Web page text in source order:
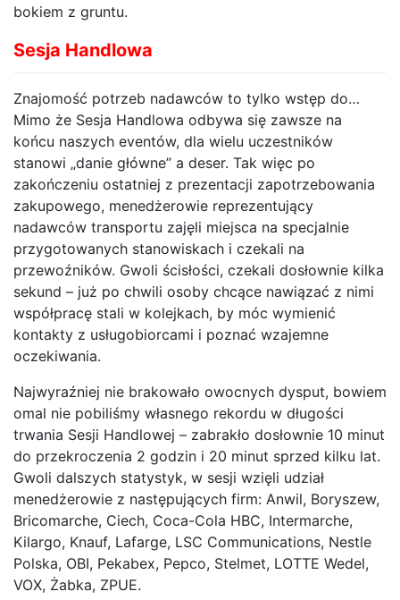
bokiem z gruntu.
Sesja Handlowa
Znajomość potrzeb nadawców to tylko wstęp do…
Mimo że Sesja Handlowa odbywa się zawsze na
końcu naszych eventów, dla wielu uczestników
stanowi „danie główne” a deser. Tak więc po
zakończeniu ostatniej z prezentacji zapotrzebowania
zakupowego, menedżerowie reprezentujący
nadawców transportu zajęli miejsca na specjalnie
przygotowanych stanowiskach i czekali na
przewoźników. Gwoli ścisłości, czekali dosłownie kilka
sekund – już po chwili osoby chcące nawiązać z nimi
współpracę stali w kolejkach, by móc wymienić
kontakty z usługobiorcami i poznać wzajemne
oczekiwania.
Najwyraźniej nie brakowało owocnych dysput, bowiem
omal nie pobiliśmy własnego rekordu w długości
trwania Sesji Handlowej – zabrakło dosłownie 10 minut
do przekroczenia 2 godzin i 20 minut sprzed kilku lat.
Gwoli dalszych statystyk, w sesji wzięli udział
menedżerowie z następujących firm: Anwil, Boryszew,
Bricomarche, Ciech, Coca-Cola HBC, Intermarche,
Kilargo, Knauf, Lafarge, LSC Communications, Nestle
Polska, OBI, Pekabex, Pepco, Stelmet, LOTTE Wedel,
VOX, Żabka, ZPUE.